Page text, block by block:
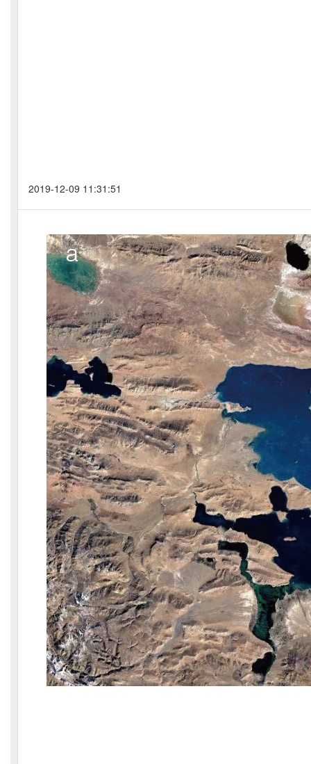
2019-12-09 11:31:51